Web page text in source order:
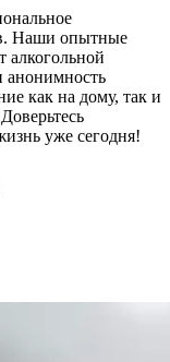
Наши опытные
алкогольной
анонимность
как на дому, так и
уже сегодня!